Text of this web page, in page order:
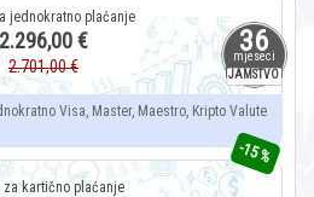
36
mjeseci
JAMSTVO
2.296,00 €
2.701,00 €
Visa, Master, Maestro, Kripto Valute
-15 %